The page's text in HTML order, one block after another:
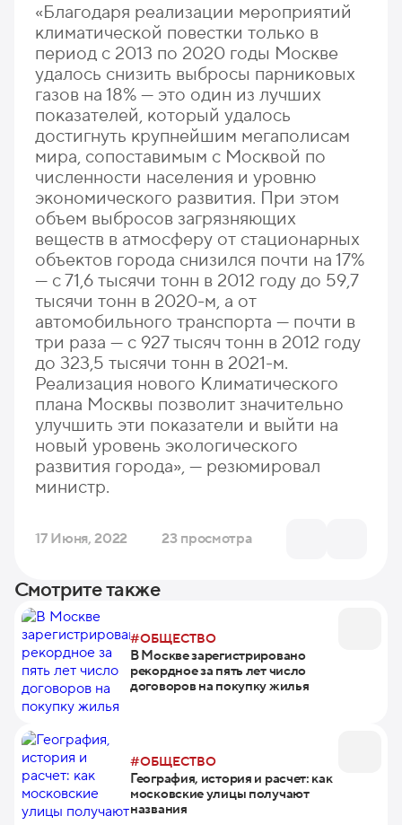
«Благодаря реализации мероприятий
климатической повестки только в
период с 2013 по 2020 годы Москве
удалось снизить выбросы парниковых
газов на 18% — это один из лучших
показателей, который удалось
достигнуть крупнейшим мегаполисам
мира, сопоставимым с Москвой по
численности населения и уровню
экономического развития. При этом
объем выбросов загрязняющих
веществ в атмосферу от стационарных
объектов города снизился почти на 17%
— с 71,6 тысячи тонн в 2012 году до 59,7
тысячи тонн в 2020-м, а от
автомобильного транспорта — почти в
три раза — с 927 тысяч тонн в 2012 году
до 323,5 тысячи тонн в 2021-м.
Реализация нового Климатического
плана Москвы позволит значительно
улучшить эти показатели и выйти на
новый уровень экологического
развития города», — резюмировал
министр.
17 Июня, 2022 23 просмотра
Смотрите также
#ОБЩЕСТВО
В Москве зарегистрировано
рекордное за пять лет число
договоров на покупку жилья
#ОБЩЕСТВО
География, история и расчет: как
московские улицы получают
названия